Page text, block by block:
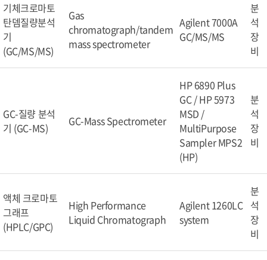
기체크로마토
탄뎀질량분석
기
(GC/MS/MS)
Gas
chromatograph/tandem
mass spectrometer
Agilent 7000A
GC/MS/MS
분
석
장
비
GC-질량 분석
기 (GC-MS)
GC-Mass Spectrometer
HP 6890 Plus
GC / HP 5973
MSD /
MultiPurpose
Sampler MPS2
(HP)
분
석
장
비
액체 크로마토
그래프
(HPLC/GPC)
High Performance
Liquid Chromatograph
Agilent 1260LC
system
분
석
장
비